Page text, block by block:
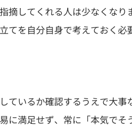
摘してくれる人は少なくなり
てを自分自身で考えておく必
ているか確認するうえで大事
に満足せず、常に「本気でそ